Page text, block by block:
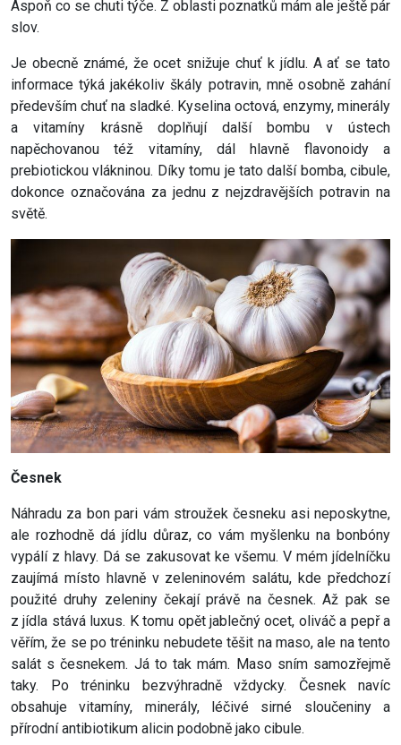
Aspoň co se chuti týče. Z oblasti poznatků mám ale ještě pár
slov.
Je obecně známé, že ocet snižuje chuť k jídlu. A ať se tato
informace týká jakékoliv škály potravin, mně osobně zahání
především chuť na sladké. Kyselina octová, enzymy, minerály
a vitamíny krásně doplňují další bombu v ústech
napěchovanou též vitamíny, dál hlavně flavonoidy a
prebiotickou vlákninou. Díky tomu je tato další bomba, cibule,
dokonce označována za jednu z nejzdravějších potravin na
světě.
Česnek
Náhradu za bon pari vám stroužek česneku asi neposkytne,
ale rozhodně dá jídlu důraz, co vám myšlenku na bonbóny
vypálí z hlavy. Dá se zakusovat ke všemu. V mém jídelníčku
zaujímá místo hlavně v zeleninovém salátu, kde předchozí
použité druhy zeleniny čekají právě na česnek. Až pak se
z jídla stává luxus. K tomu opět jablečný ocet, oliváč a pepř a
věřím, že se po tréninku nebudete těšit na maso, ale na tento
salát s česnekem. Já to tak mám. Maso sním samozřejmě
taky. Po tréninku bezvýhradně vždycky. Česnek navíc
obsahuje vitamíny, minerály, léčivé sirné sloučeniny a
přírodní antibiotikum alicin podobně jako cibule.